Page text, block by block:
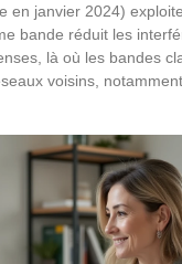
en janvier 2024)
bande réduit les
là où les bandes
voisins,